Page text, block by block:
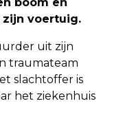
zijn voertuig.
uit zijn
traumateam
slachtoffer is
het ziekenhuis